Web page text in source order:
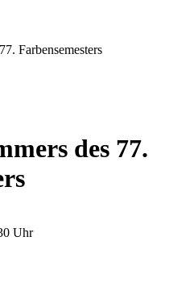
Farbensemesters
des 77.
Uhr